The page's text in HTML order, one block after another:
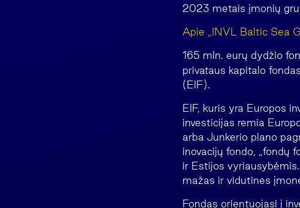
2023 metais įmonių
Apie „INVL Baltic Sea
165 mln. eurų dydžio
privataus kapitalo
(EIF).
EIF, kuris yra Europos
investicijas remia
arba Junkerio plano
inovacijų fondo, „fondų
ir Estijos
mažas ir vidutines
Fondas orientuojasi į